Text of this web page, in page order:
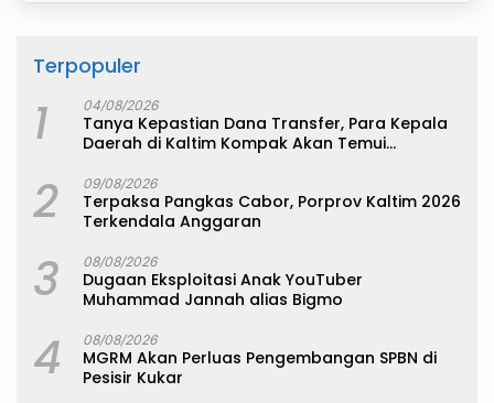
Terpopuler
1 04/08/2026
Tanya Kepastian Dana Transfer, Para Kepala
Daerah di Kaltim Kompak Akan Temui
2 09/08/2026
Terpaksa Pangkas Cabor, Porprov Kaltim 2026
Terkendala Anggaran
3 08/08/2026
Dugaan Eksploitasi Anak YouTuber
Muhammad Jannah alias Bigmo
4 08/08/2026
MGRM Akan Perluas Pengembangan SPBN di
Pesisir Kukar